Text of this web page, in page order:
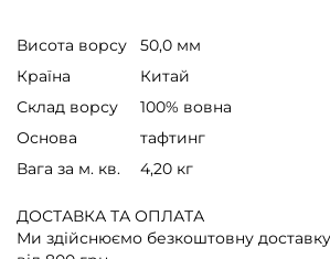
Висота ворсу
50,0 мм
Країна
Китай
Склад ворсу
100% вовна
Основа
тафтинг
Вага за м. кв.
4,20 кг
ДОСТАВКА ТА ОПЛАТА
Ми здійснюємо безкоштовну